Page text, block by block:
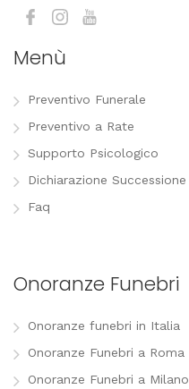
Menù
Preventivo Funerale
Preventivo a Rate
Supporto Psicologico
Dichiarazione Successione
Faq
Onoranze Funebri
Onoranze funebri in Italia
Onoranze Funebri a Roma
Onoranze Funebri a Milano